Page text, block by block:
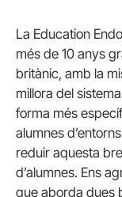
La Education
més de 10 anys
britànic, amb la
millora del
forma més
alumnes
reduir aquesta
d’alumnes. Ens
que aborda dues